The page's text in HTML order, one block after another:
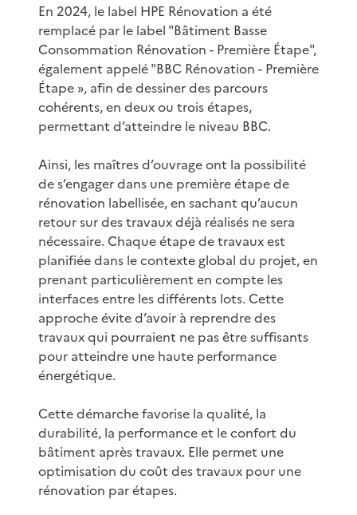
En 2024, le label HPE Rénovation a été
remplacé par le label "Bâtiment Basse
Consommation Rénovation - Première Étape",
également appelé "BBC Rénovation - Première
Étape », afin de dessiner des parcours
cohérents, en deux ou trois étapes,
permettant d’atteindre le niveau BBC.
Ainsi, les maîtres d’ouvrage ont la possibilité
de s’engager dans une première étape de
rénovation labellisée, en sachant qu’aucun
retour sur des travaux déjà réalisés ne sera
nécessaire. Chaque étape de travaux est
planifiée dans le contexte global du projet, en
prenant particulièrement en compte les
interfaces entre les différents lots. Cette
approche évite d’avoir à reprendre des
travaux qui pourraient ne pas être suffisants
pour atteindre une haute performance
énergétique.
Cette démarche favorise la qualité, la
durabilité, la performance et le confort du
bâtiment après travaux. Elle permet une
optimisation du coût des travaux pour une
rénovation par étapes.